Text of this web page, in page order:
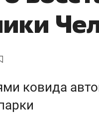
ковида
выйти на зарубежные